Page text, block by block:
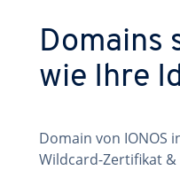
Domains
wie Ihre
Domain von IONOS
Wildcard-Zertifikat &